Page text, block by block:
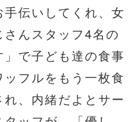
伝いしてくれ、女
んスタッフ4名の
で子ども達の食事
フルをもう一枚食
、内緒だよとサー